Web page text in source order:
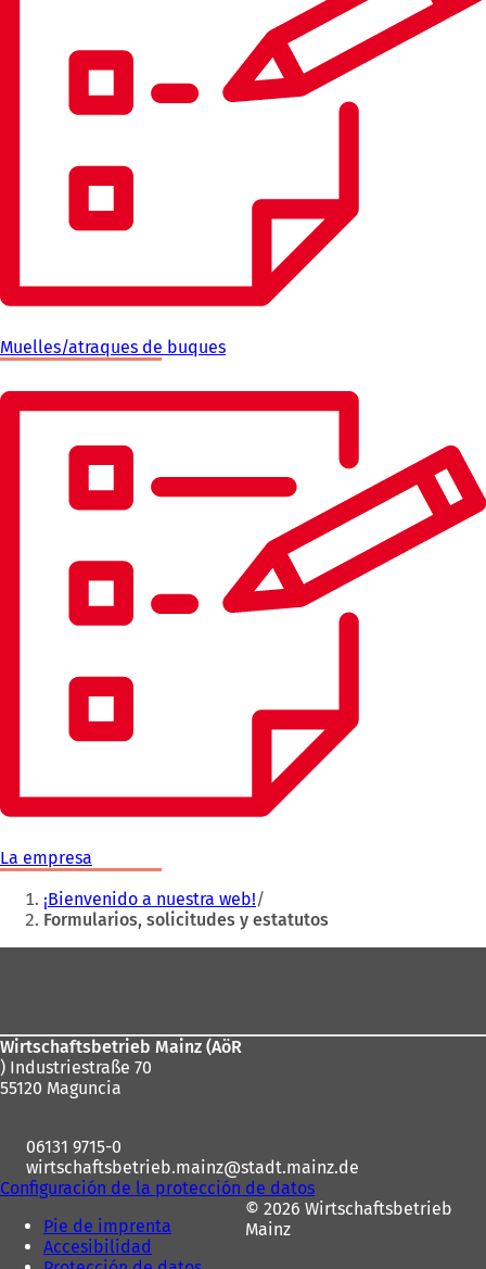
Muelles/atraques de buques
La empresa
Estás
aquí:
¡Bienvenido a nuestra web!
Formularios, solicitudes y estatutos
pies
Wirtschaftsbetrieb Mainz (AöR
) Industriestraße 70
55120 Maguncia
06131 9715-0
wirtschaftsbetrieb.mainz
stadt.mainz de
Configuración de la protección de datos
Pie de imprenta
Accesibilidad
© 2026 Wirtschaftsbetrieb
Mainz